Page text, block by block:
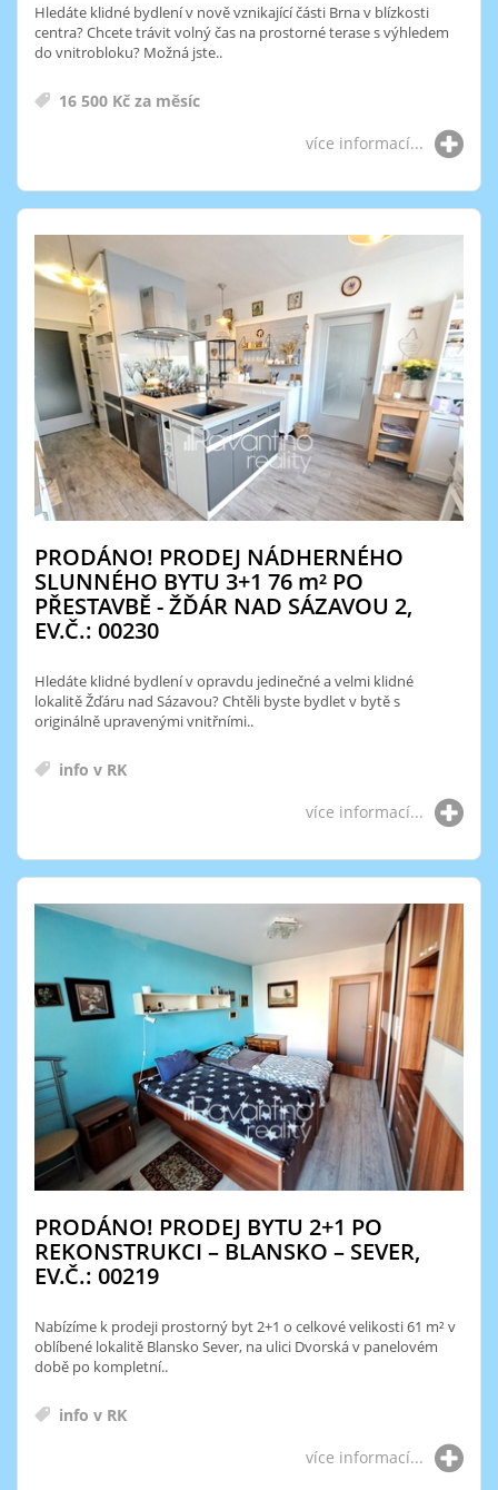
Hledáte klidné bydlení v nově vznikající části Brna v blízkosti
centra? Chcete trávit volný čas na prostorné terase s výhledem
do vnitrobloku? Možná jste..
16 500 Kč za měsíc
více informací...
PRODÁNO! PRODEJ NÁDHERNÉHO
SLUNNÉHO BYTU 3+1 76 m² PO
PŘESTAVBĚ - ŽĎÁR NAD SÁZAVOU 2,
EV.Č.: 00230
Hledáte klidné bydlení v opravdu jedinečné a velmi klidné
lokalitě Žďáru nad Sázavou? Chtěli byste bydlet v bytě s
originálně upravenými vnitřními..
info v RK
více informací...
PRODÁNO! PRODEJ BYTU 2+1 PO
REKONSTRUKCI – BLANSKO – SEVER,
EV.Č.: 00219
Nabízíme k prodeji prostorný byt 2+1 o celkové velikosti 61 m² v
oblíbené lokalitě Blansko Sever, na ulici Dvorská v panelovém
době po kompletní..
info v RK
více informací...